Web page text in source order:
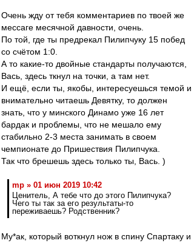
Очень жду от тебя комментариев по твоей же
мессаге месячной давности, очень.
По той, где ты предрекал Пилипчуку 15 побед
со счётом 1:0.
А то какие-то двойные стандарты получаются,
Вась, здесь ткнул на точки, а там нет.
И ещё, если ты, якобы, интересуешься темой и
внимательно читаешь Девятку, то должен
знать, что у минского Динамо уже 16 лет
бардак и проблемы, что не мешало ему
стабильно 2-3 места занимать в своем
чемпионате до Пришествия Пилипчука.
Так что брешешь здесь только ты, Вась. )
mp » 01 июн 2019 10:42
Ценитель, А тебе что до этого Пилипчука?
Чего ты так за его результаты-то
переживаешь? Родственник?
Му*ак, который воткнул нож в спину Спартаку и